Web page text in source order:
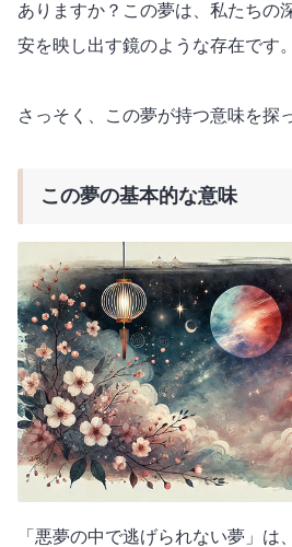
ありますか？この夢は、私たちの
安を映し出す鏡のような存在です。
さっそく、この夢が持つ意味を探
この夢の基本的な意味
「悪夢の中で逃げられない夢」は